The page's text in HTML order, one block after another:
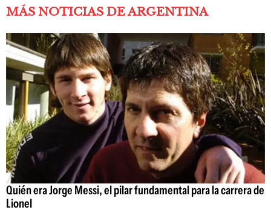
MÁS NOTICIAS DE ARGENTINA
Quién era Jorge Messi, el pilar fundamental para la carrera de
Lionel